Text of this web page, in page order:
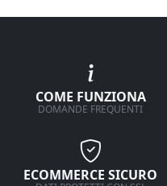
COME FUNZIONA
DOMANDE FREQUENTI
ECOMMERCE SICURO